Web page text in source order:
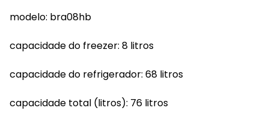
modelo: bra08hb
capacidade do freezer: 8 litros
capacidade do refrigerador: 68 litros
capacidade total (litros): 76 litros